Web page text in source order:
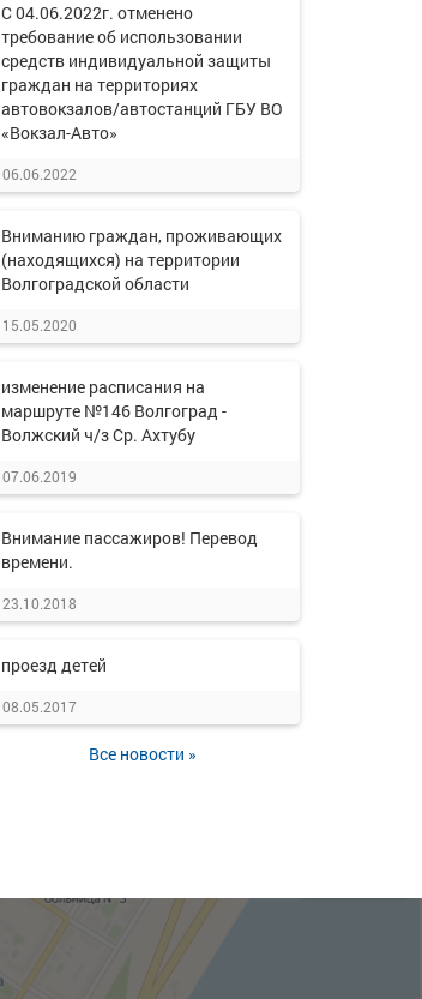
С 04.06.2022г. отменено
требование об использовании
средств индивидуальной защиты
граждан на территориях
автовокзалов/автостанций ГБУ ВО
«Вокзал-Авто»
06.06.2022
Вниманию граждан, проживающих
(находящихся) на территории
Волгоградской области
15.05.2020
изменение расписания на
маршруте №146 Волгоград -
Волжский ч/з Ср. Ахтубу
07.06.2019
Внимание пассажиров! Перевод
времени.
23.10.2018
проезд детей
08.05.2017
Все новости »